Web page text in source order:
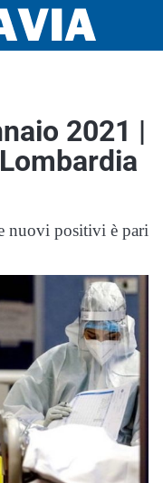
2021 |
nuovi positivi è pari